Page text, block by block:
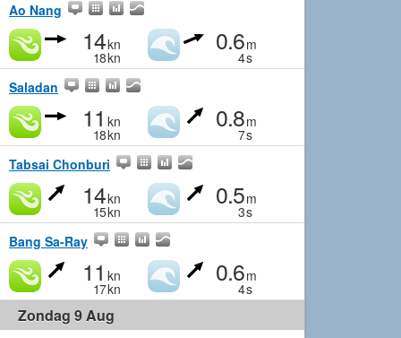
Ao Nang
14kn
18kn
0.6m
4s
Saladan
11 kn
18kn
0.8m
7s
Tabsai Chonburi
14kn
15kn
0.5m
3s
Bang Sa-Ray
11 kn
17kn
0.6m
4s
Zondag 9 Aug